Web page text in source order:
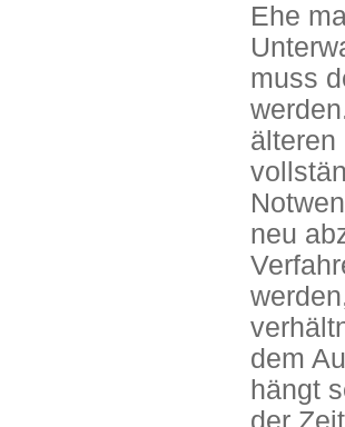
Ehe
muss
älteren
neu
dem
hängt
der